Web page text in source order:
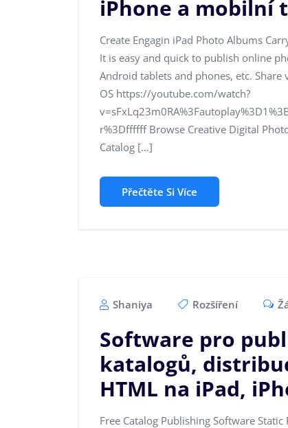
iPhone a mobilní
Create Engagin iPad Photo Albums
It is easy and quick to publish online
Android tablets and phones, etc.
OS https://youtube.com/watch?
r%3Dffffff Browse Creative Digital
Catalog […]
Přečtěte Si Více
Shaniya Rozšíření
Software pro
katalogů,
HTML na iPad,
Free Catalog Publishing Software